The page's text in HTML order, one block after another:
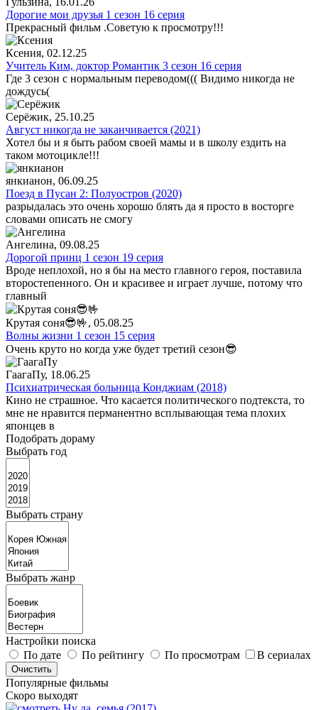
Дорогие мои друзья 1 сезон 16 серия
Прекрасный фильм .Советую к просмотру!!!
Ксения, 02.12.25
Учитель Ким, доктор Романтик 3 сезон 16 серия
Где 3 сезон с нормальным переводом((( Видимо никогда не
дождусь(
Серёжик, 25.10.25
Август никогда не заканчивается (2021)
Хотел бы и я быть рабом своей мамы и в школу ездить на
таком мотоцикле!!!
янкианон, 06.09.25
Поезд в Пусан 2: Полуостров (2020)
разрыдалась это очень хорошо блять да я просто в восторге
словами описать не смогу
Ангелина, 09.08.25
Дорогой принц 1 сезон 19 серия
Вроде неплохой, но я бы на место главного героя, поставила
второстепенного. Он и красивее и играет лучше, потому что
главный
Крутая соня😎🤟, 05.08.25
Волны жизни 1 сезон 15 серия
Очень круто но когда уже будет третий сезон😎
ГаагаПу, 18.06.25
Психиатрическая больница Конджиам (2018)
Кино не страшное. Что касается политического подтекста, то
мне не нравится перманентно всплывающая тема плохих
японцев в
Подобрать дораму
Выбрать год
Выбрать страну
Выбрать жанр
Настройки поиска
По дате
По рейтингу По просмотрам В сериалах
Популярные фильмы
Скоро выходят